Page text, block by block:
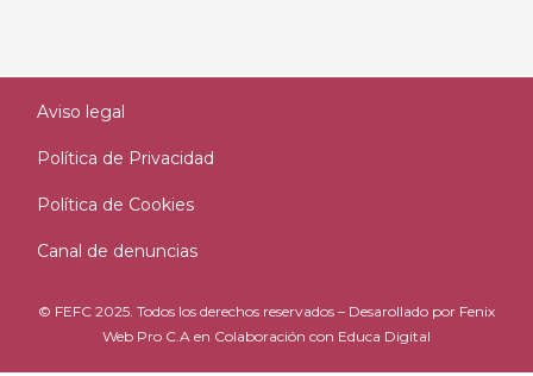
© FEFC 2025. Todos los derechos reservados – Desarollado por Fenix
Web Pro C.A en Colaboración con Educa Digital
Aviso legal
Política de Privacidad
Política de Cookies
Canal de denuncias